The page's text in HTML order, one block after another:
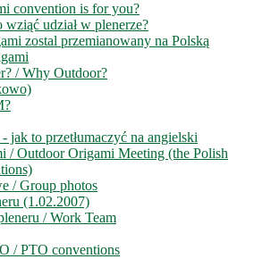
convention is for you?
udział w plenerze?
zostal przemianowany na Polską
/ Why Outdoor?
jak to przetłumaczyć na angielski
/ Outdoor Origami Meeting (the Polish
/ Group photos
(1.02.2007)
/ Work Team
/ PTO conventions